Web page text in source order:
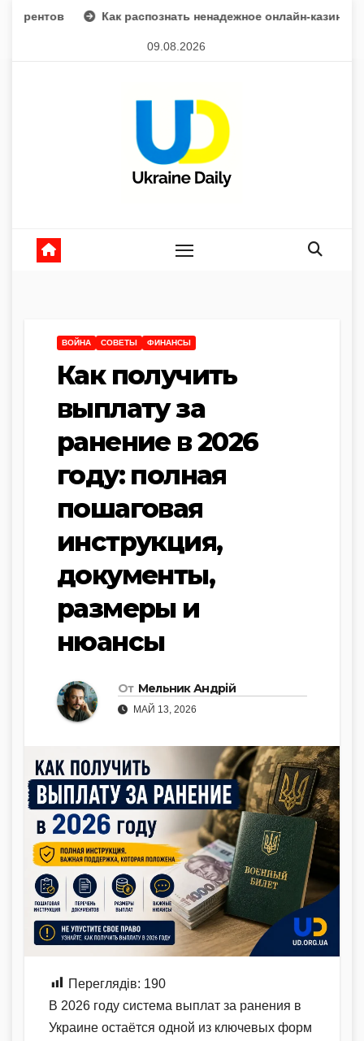
Как распознать ненадежное онлайн-казино —
09.08.2026
ВОЙНА СОВЕТЫ ФИНАНСЫ
Как получить
выплату за
ранение в 2026
году: полная
пошаговая
инструкция,
документы,
размеры и
нюансы
От Мельник Андрій
МАЙ 13, 2026
Переглядів: 190
В 2026 году система выплат за ранения в
Украине остаётся одной из ключевых форм